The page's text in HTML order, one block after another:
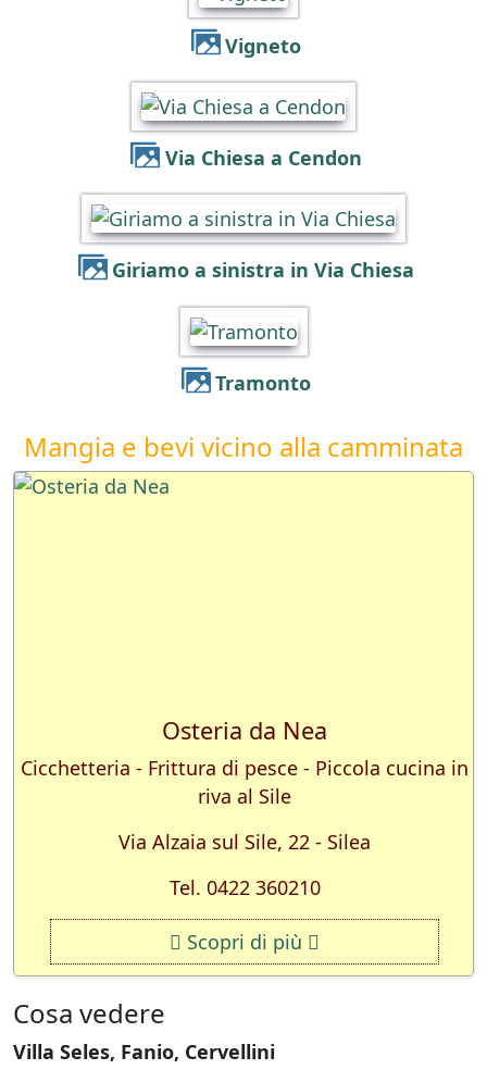
Vigneto
Via Chiesa a Cendon
Giriamo a sinistra in Via Chiesa
Tramonto
Mangia e bevi vicino alla camminata
Osteria da Nea
Cicchetteria - Frittura di pesce - Piccola cucina in
riva al Sile
Via Alzaia sul Sile, 22 - Silea
Tel. 0422 360210
Scopri di più
Cosa vedere
Villa Seles, Fanio, Cervellini